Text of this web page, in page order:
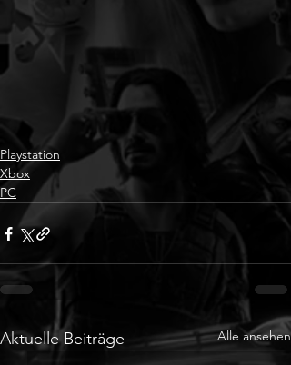
Playstation
Xbox
PC
Aktuelle Beiträge Alle ansehen